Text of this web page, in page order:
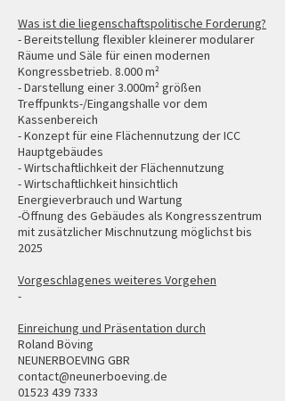
Was ist die liegenschaftspolitische Forderung?
- Bereitstellung flexibler kleinerer modularer
Räume und Säle für einen modernen
Kongressbetrieb. 8.000 m²
- Darstellung einer 3.000m² größen
Treffpunkts-/Eingangshalle vor dem
Kassenbereich
- Konzept für eine Flächennutzung der ICC
Hauptgebäudes
- Wirtschaftlichkeit der Flächennutzung
- Wirtschaftlichkeit hinsichtlich
Energieverbrauch und Wartung
-Öffnung des Gebäudes als Kongresszentrum
mit zusätzlicher Mischnutzung möglichst bis
2025
Vorgeschlagenes weiteres Vorgehen
-
Einreichung und Präsentation durch
Roland Böving
NEUNERBOEVING GBR
contact@neunerboeving.de
01523 439 7333